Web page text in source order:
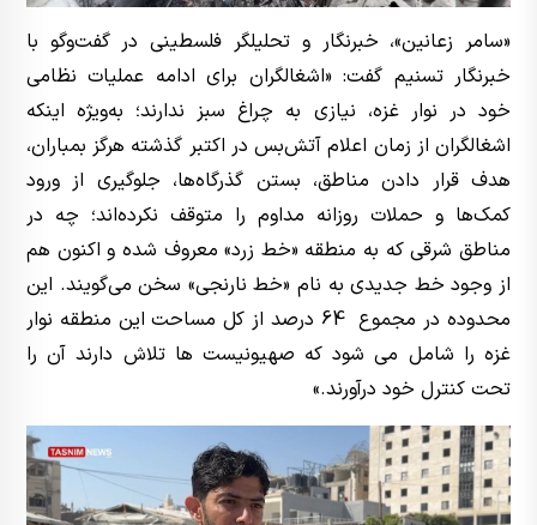
«سامر زعانین»، خبرنگار و تحلیلگر فلسطینی در گفت‌وگو با
خبرنگار تسنیم گفت: «اشغالگران برای ادامه عملیات نظامی
خود در نوار غزه، نیازی به چراغ سبز ندارند؛ به‌ویژه اینکه
اشغالگران از زمان اعلام آتش‌بس در اکتبر گذشته هرگز بمباران،
هدف قرار دادن مناطق، بستن گذرگاه‌ها، جلوگیری از ورود
کمک‌ها و حملات روزانه مداوم را متوقف نکرده‌اند؛ چه در
مناطق شرقی که به منطقه «خط زرد» معروف شده و اکنون هم
از وجود خط جدیدی به نام «خط نارنجی» سخن می‌گویند. این
محدوده در مجموع 64 درصد از کل مساحت این منطقه نوار
غزه را شامل می شود که صهیونیست ها تلاش دارند آن را
تحت کنترل خود درآورند.»